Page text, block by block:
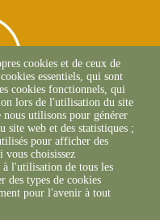
20
cookies et de ceux de
essentiels, qui sont
cookies fonctionnels, qui
lors de l'utilisation du site
utilisons pour générer
site web et des statistiques ;
pour afficher des
vous choisissez
l'utilisation de tous les
des types de cookies
pour l'avenir à tout